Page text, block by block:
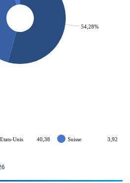
54,28%
Etats-Unis 40,38 Suisse 3,92